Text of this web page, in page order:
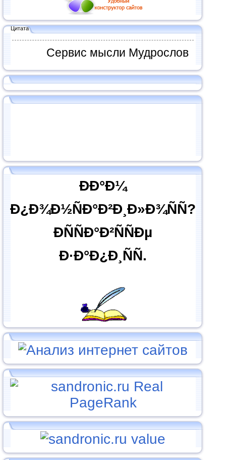
Цитата
Сервис мысли Мудрослов
ÐÐ°Ð¼
Ð¿Ð¾Ð½ÑÐ°Ð²Ð¸Ð»Ð¾ÑÑ?
ÐÑÑÐ°Ð²ÑÑÐµ
Ð·Ð°Ð¿Ð¸ÑÑ.